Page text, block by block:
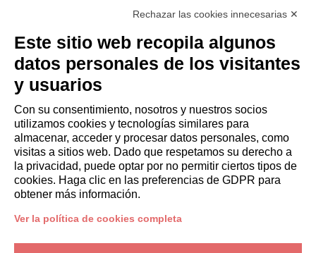
HUÉSPEDES
Reserve una estancia
Estancias largas
Experiencias para los Huéspedes
Descuentos para husespedes
Convenios para empresas
booking@italianway.house
+390286882952
Rechazar las cookies innecesarias ✕
Este sitio web recopila algunos
datos personales de los visitantes
y usuarios
Con su consentimiento, nosotros y nuestros socios
utilizamos cookies y tecnologías similares para
almacenar, acceder y procesar datos personales, como
visitas a sitios web. Dado que respetamos su derecho a
la privacidad, puede optar por no permitir ciertos tipos de
cookies. Haga clic en las preferencias de GDPR para
obtener más información.
Ver la política de cookies completa